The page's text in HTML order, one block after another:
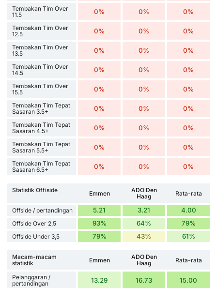
Tembakan Tim Over
11.5
0% 0% 0%
Tembakan Tim Over
12.5
0% 0% 0%
Tembakan Tim Over
13.5
0% 0% 0%
Tembakan Tim Over
14.5
0% 0% 0%
Tembakan Tim Over
15.5
0% 0% 0%
Tembakan Tim Tepat
Sasaran 3.5+
0% 0% 0%
Tembakan Tim Tepat
Sasaran 4.5+
0% 0% 0%
Tembakan Tim Tepat
Sasaran 5.5+
0% 0% 0%
Tembakan Tim Tepat
Sasaran 6.5+
0% 0% 0%
Statistik Offiside Emmen
ADO Den
Haag
Rata-rata
Offside / pertandingan 5.21 3.21 4.00
Offside Over 2,5 93% 64% 79%
Offside Under 3,5 79% 43% 61%
Macam-macam
statistik
Emmen
ADO Den
Haag
Rata-rata
Pelanggaran /
pertandingan
13.29 16.73 15.00